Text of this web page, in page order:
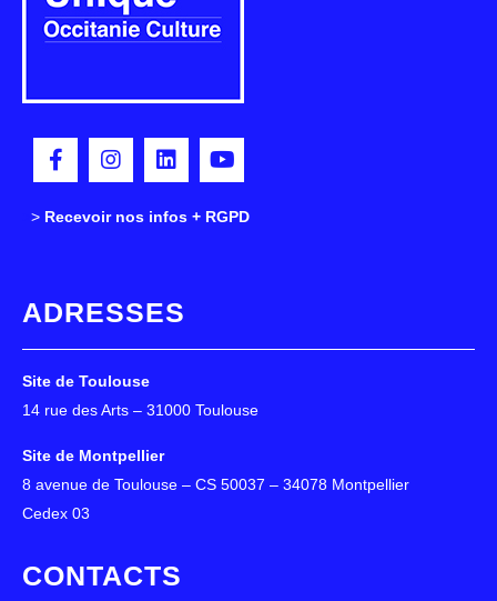
> Recevoir nos infos + RGPD
ADRESSES
Site de Toulouse
14 rue des Arts – 31000 Toulouse
Site de Montpellier
8 avenue de Toulouse – CS 50037 – 34078 Montpellier
Cedex 03
CONTACTS